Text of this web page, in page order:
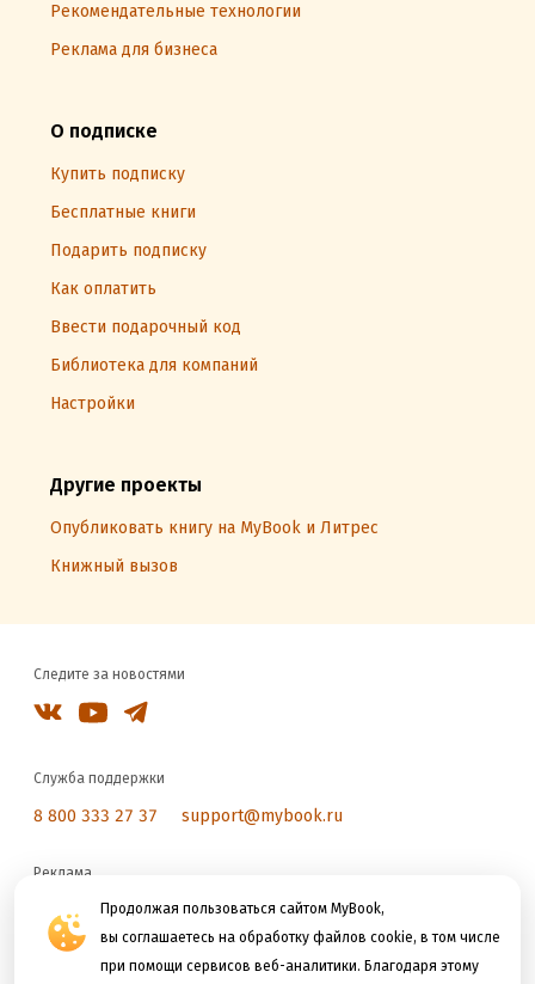
Продолжая пользоваться сайтом MyBook,
вы соглашаетесь на обработку файлов cookie, в том числе
при помощи сервисов веб-аналитики. Благодаря этому
Рекомендательные технологии
Реклама для бизнеса
О подписке
Купить подписку
Бесплатные книги
Подарить подписку
Как оплатить
Ввести подарочный код
Библиотека для компаний
Настройки
Другие проекты
Опубликовать книгу на MyBook и Литрес
Книжный вызов
Следите за новостями
Служба поддержки
8 800 333 27 37 support@mybook.ru
Реклама
reklama@litres.ru
Мы принимаем к оплате